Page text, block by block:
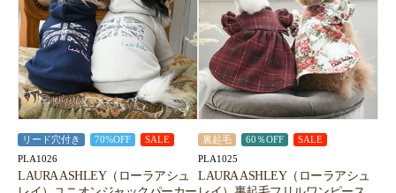
リード穴付き 70%OFF SALE
PLA1026
LAURA ASHLEY（ローラアシュ
裏起毛 60％OFF SALE
PLA1025
LAURA ASHLEY（ローラアシュ